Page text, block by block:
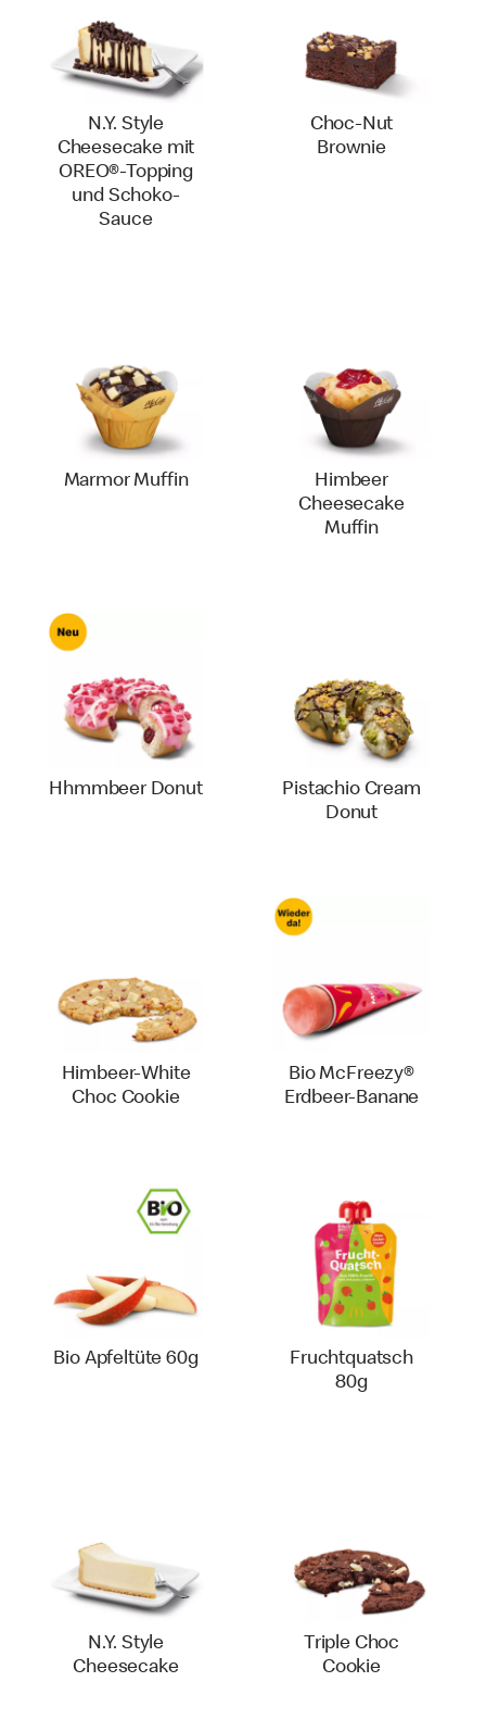
N.Y. Style
Cheesecake mit
OREO®-Topping
und Schoko-
Sauce
Choc-Nut
Brownie
Marmor Muffin
Himbeer
Cheesecake
Muffin
Hhmmbeer Donut
Pistachio Cream
Donut
Himbeer-White
Choc Cookie
Bio McFreezy®
Erdbeer-Banane
Bio Apfeltüte 60g
Fruchtquatsch
80g
N.Y. Style
Cheesecake
Triple Choc
Cookie